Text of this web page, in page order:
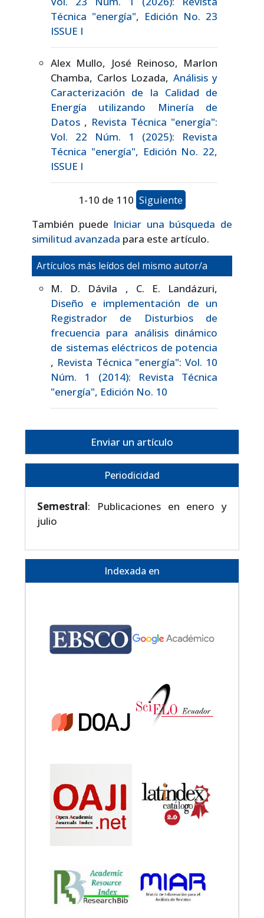
Técnica "energía", Edición No. 23
ISSUE I
Alex Mullo, José Reinoso, Marlon
Chamba, Carlos Lozada, Análisis y
Caracterización de la Calidad de
Energía utilizando Minería de
Datos , Revista Técnica "energía":
Vol. 22 Núm. 1 (2025): Revista
Técnica "energía", Edición No. 22,
ISSUE I
1-10 de 110 Siguiente
También puede Iniciar una búsqueda de
similitud avanzada para este artículo.
Artículos más leídos del mismo autor/a
M. D. Dávila , C. E. Landázuri,
Diseño e implementación de un
Registrador de Disturbios de
frecuencia para análisis dinámico
de sistemas eléctricos de potencia
, Revista Técnica "energía": Vol. 10
Núm. 1 (2014): Revista Técnica
"energía", Edición No. 10
Enviar un artículo
Periodicidad
Semestral: Publicaciones en enero y
julio
Indexada en